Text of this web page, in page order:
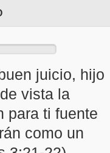
juicio, hijo
vista la
para ti fuente
como un